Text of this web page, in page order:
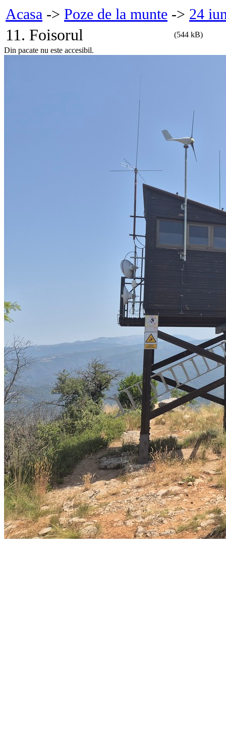
Acasa -> Poze de la munte -> 24
11. Foisorul
(544 kB)
Din pacate nu este accesibil.